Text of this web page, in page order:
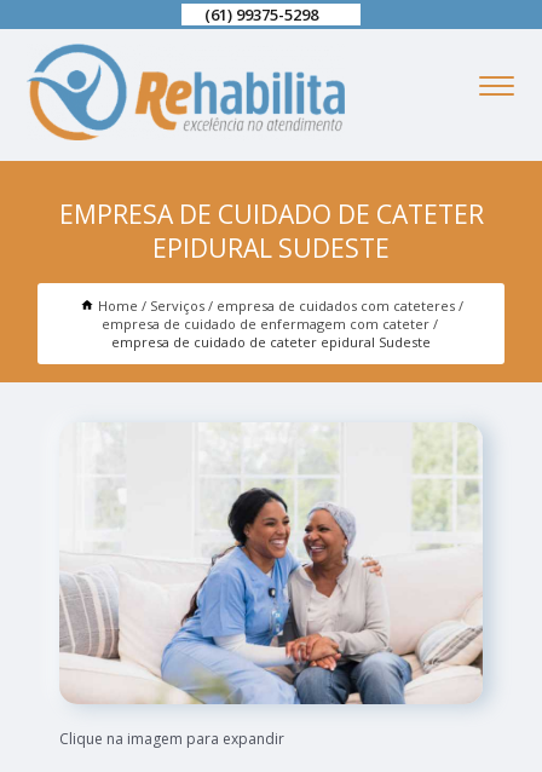
(61) 99375-5298
EMPRESA DE CUIDADO DE CATETER
EPIDURAL SUDESTE
Home Serviços
empresa de cuidados com cateteres
empresa de cuidado de enfermagem com cateter
empresa de cuidado de cateter epidural Sudeste
Clique na imagem para expandir